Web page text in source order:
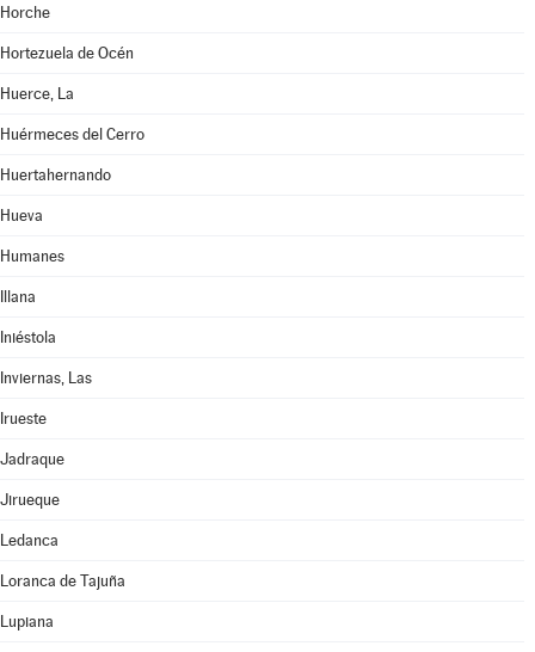
Horche
Hortezuela de Océn
Huerce, La
Huérmeces del Cerro
Huertahernando
Hueva
Humanes
Illana
Iniéstola
Inviernas, Las
Irueste
Jadraque
Jirueque
Ledanca
Loranca de Tajuña
Lupiana